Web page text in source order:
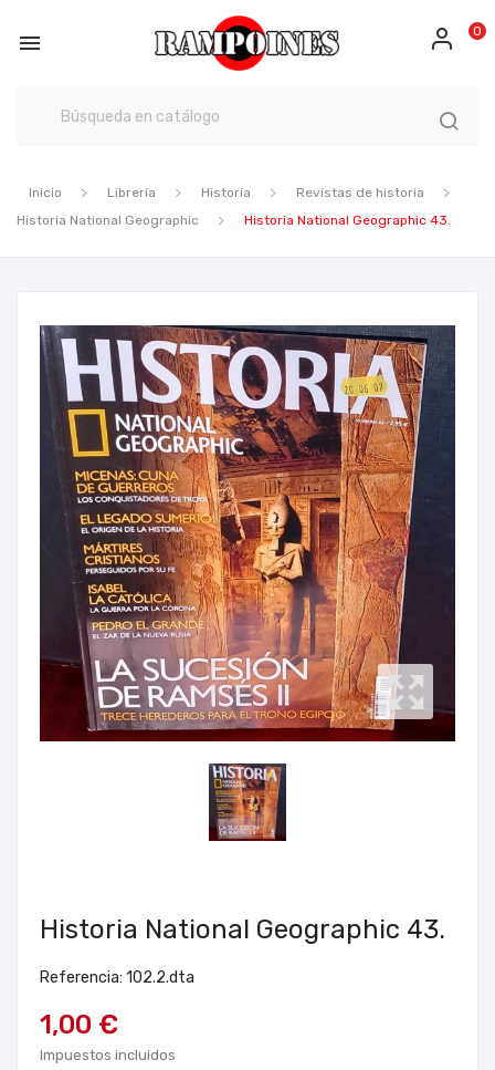
 0
Inicio Librería Historia
Revistas de historia
Historia National Geographic
Historia National Geographic 43.
Historia National Geographic 43.
Referencia: 102.2.dta
1,00 €
Impuestos incluidos